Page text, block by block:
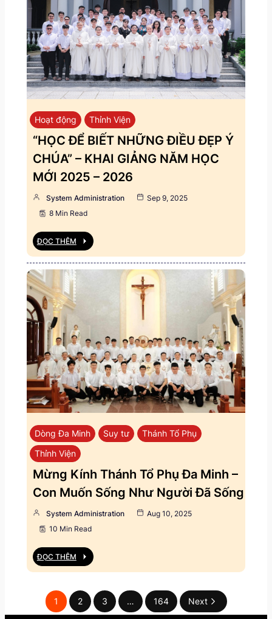
Hoạt động Thỉnh Viện
“HỌC ĐỂ BIẾT NHỮNG ĐIỀU ĐẸP Ý
CHÚA” – KHAI GIẢNG NĂM HỌC
MỚI 2025 – 2026
System Administration
Sep 9, 2025
8 Min Read
ĐỌC THÊM
Dòng Đa Minh Suy tư
Thánh Tổ Phụ
Thỉnh Viện
Mừng Kính Thánh Tổ Phụ Đa Minh –
Con Muốn Sống Như Người Đã Sống
System Administration
Aug 10, 2025
10 Min Read
ĐỌC THÊM
1 2 3 … 164 Next